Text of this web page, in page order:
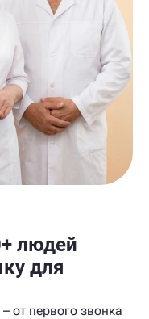
людей
для
от первого звонка